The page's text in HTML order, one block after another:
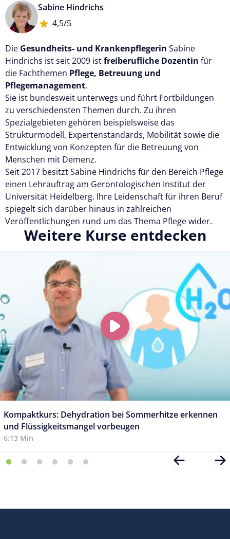
Sabine Hindrichs
4,5/5
Die Gesundheits- und Krankenpflegerin Sabine
Hindrichs ist seit 2009 istfreiberufliche Dozentin für
die Fachthemen Pflege, Betreuung und
Pflegemanagement.
Sie ist bundesweit unterwegs und führt Fortbildungen
zu verschiedensten Themen durch. Zu ihren
Spezialgebieten gehören beispielsweise das
Strukturmodell, Expertenstandards, Mobilität sowie die
Entwicklung von Konzepten für die Betreuung von
Menschen mit Demenz.
Seit 2017 besitzt Sabine Hindrichs für den Bereich Pflege
einen Lehrauftrag am Gerontologischen Institut der
Universität Heidelberg. Ihre Leidenschaft für ihren Beruf
spiegelt sich darüber hinaus in zahlreichen
Veröffentlichungen rund um das Thema Pflege wider.
Weitere Kurse entdecken
Kompaktkurs: Dehydration bei Sommerhitze erkennen
und Flüssigkeitsmangel vorbeugen
6:13 Min